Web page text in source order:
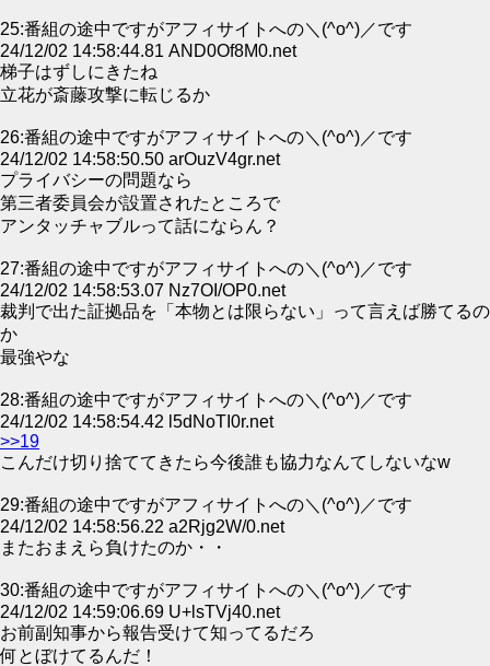
25:番組の途中ですがアフィサイトへの＼(^o^)／です
24/12/02 14:58:44.81 AND0Of8M0.net
梯子はずしにきたね
立花が斎藤攻撃に転じるか
26:番組の途中ですがアフィサイトへの＼(^o^)／です
24/12/02 14:58:50.50 arOuzV4gr.net
プライバシーの問題なら
第三者委員会が設置されたところで
アンタッチャブルって話にならん？
27:番組の途中ですがアフィサイトへの＼(^o^)／です
24/12/02 14:58:53.07 Nz7OI/OP0.net
裁判で出た証拠品を「本物とは限らない」って言えば勝てるの
か
最強やな
28:番組の途中ですがアフィサイトへの＼(^o^)／です
24/12/02 14:58:54.42 l5dNoTI0r.net
>>19
こんだけ切り捨ててきたら今後誰も協力なんてしないなw
29:番組の途中ですがアフィサイトへの＼(^o^)／です
24/12/02 14:58:56.22 a2Rjg2W/0.net
またおまえら負けたのか・・
30:番組の途中ですがアフィサイトへの＼(^o^)／です
24/12/02 14:59:06.69 U+lsTVj40.net
お前副知事から報告受けて知ってるだろ
何とぼけてるんだ！